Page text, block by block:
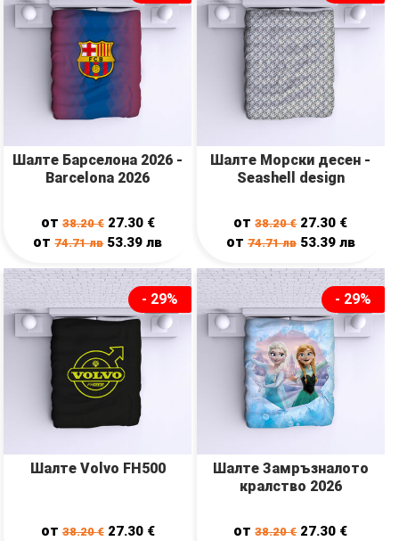
Шалте Барселона 2026 -
Barcelona 2026
от38.20€ 27.30 €
от74.71лв 53.39лв
Шалте Морски десен -
Seashell design
от38.20€ 27.30 €
от 74.71лв 53.39 лв
- 29%
Шалте Volvo FH500
от38.20€ 27.30 €
- 29%
Шалте Замръзналото
кралство 2026
от38.20€ 27.30 €